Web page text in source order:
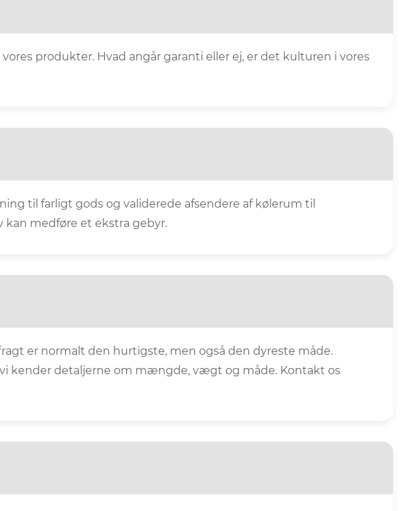
produkter. Hvad angår garanti eller ej, er det kulturen i vores
til farligt gods og validerede afsendere af kølerum til
medføre et ekstra gebyr.
er normalt den hurtigste, men også den dyreste måde.
kender detaljerne om mængde, vægt og måde. Kontakt os